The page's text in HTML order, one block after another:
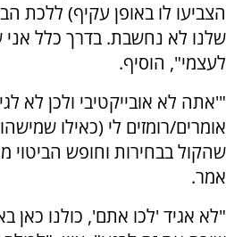
הצביעו לו באופן עקיף) ללכת
שלנו לא נחשבת. בדרך כלל
לעצמי", הוסיף.
"'אתה לא אובייקטיבי ולכן לא
אומרים/רומזים לי (כאילו
שהקול בבחירות וחופש הביטוי
אמר.
"לא אגיד 'לכו אתם', כולנו כאן